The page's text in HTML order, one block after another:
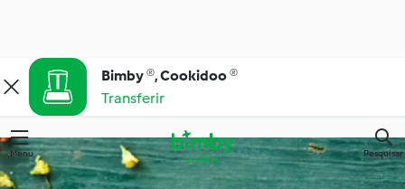
Bimby ®, Cookidoo ®
Transferir
Menu Pesquisar